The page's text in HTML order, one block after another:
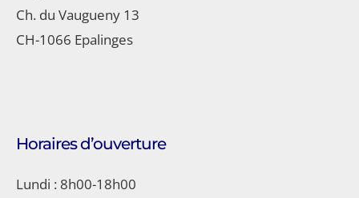
Ch. du Vaugueny 13
CH-1066 Epalinges
Horaires d’ouverture
Lundi : 8h00-18h00